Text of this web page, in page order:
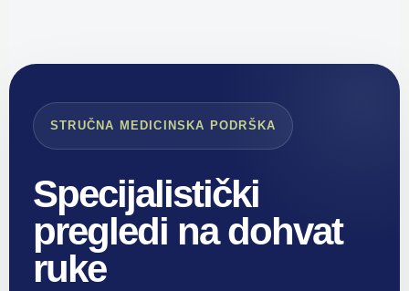
STRUČNA MEDICINSKA PODRŠKA
Specijalistički
pregledi na dohvat
ruke